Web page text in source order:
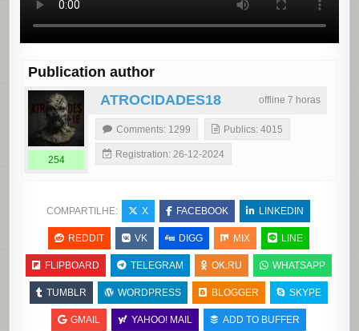
Publication author
offline 7 horas
ATROCIDADES18
254
Comments: 1299 Publics: 4015
Registration: 26-12-2024
COMPARTILHE: X FACEBOOK LINKEDIN
REDDIT VK DIGG MIX LINE
FLIPBOARD TELEGRAM OK.RU WHATSAPP
TUMBLR WORDPRESS BLOGGER SKYPE
GMAIL YAHOO! MAIL ADD TO BUFFER